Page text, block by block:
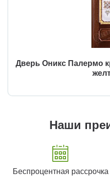
Дверь Оникс Палермо
Наши
Беспроцентная рассрочка